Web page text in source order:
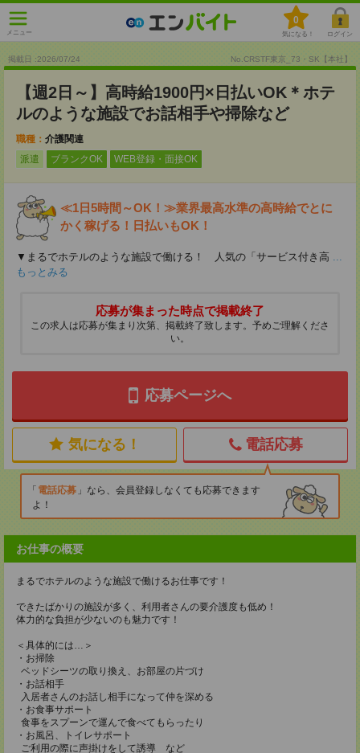
メニュー
0
気になる！ ログイン
掲載日 :2026/07/24 No.CRSTF東京_73・SK【本社】
【週2日～】高時給1900円×日払いOK＊ホテ
ルのような施設でお話相手や掃除など
職種： 介護関連
派遣
ブランクOK WEB登録・面接OK
≪1日5時間～OK！≫業界最高水準の高時給でとに
かく稼げる！日払いもOK！
▼まるでホテルのような施設で働ける！ 人気の「サービス付き高 ...
もっとみる
応募が集まった時点で掲載終了
この求人は応募が集まり次第、掲載終了致します。予めご理解くださ
い。
応募ページへ
気になる！ 電話応募
電話応募
なら、会員登録しなくても応募できます
よ！
お仕事の概要
まるでホテルのような施設で働けるお仕事です！
できたばかりの施設が多く、利用者さんの要介護度も低め！
体力的な負担が少ないのも魅力です！
＜具体的には…＞
・お掃除
ベッドシーツの取り換え、お部屋の片づけ
・お話相手
入居者さんのお話し相手になって仲を深める
・お食事サポート
食事をスプーンで運んで食べてもらったり
・お風呂、トイレサポート
ご利用の際に声掛けをして誘導 など